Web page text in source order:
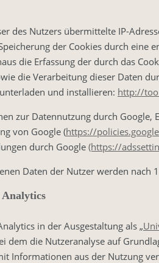
des Nutzers übermittelte IP-
der Cookies durch eine
die Erfassung der durch das
die Verarbeitung dieser Daten
und installieren: http://
zur Datennutzung durch Google,
von Google (https://
durch Google (https://
Daten der Nutzer werden
Analytics
in der Ausgestaltung als „
dem die Nutzeranalyse auf
Informationen aus der Nutzung